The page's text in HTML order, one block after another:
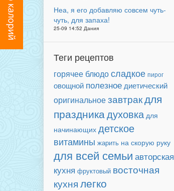
Неа, я его добавляю совсем чуть-
чуть, для запаха!
25-09 14:52 Дания
Теги рецептов
горячее блюдосладкое пирог
овощной полезное диетический
оригинальноезавтракдля
праздникадуховка для
начинающих детское
витамины жарить на скорую руку
для всей семьи авторская
кухня фруктовый восточная
кухнялегко